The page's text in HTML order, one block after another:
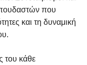
που
και τη δυναμική
του κάθε